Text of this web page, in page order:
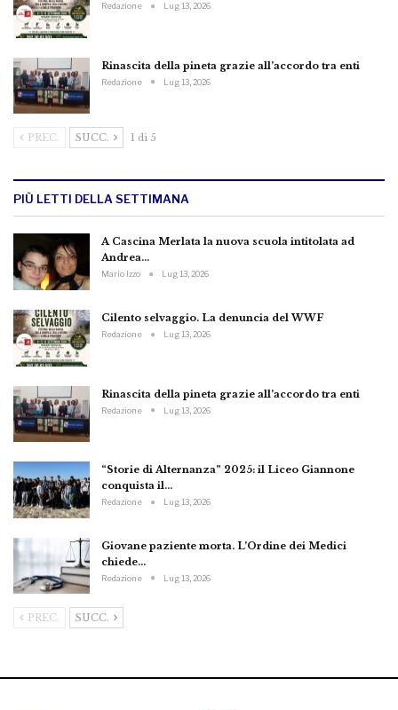
Redazione Lug 13, 2026
Rinascita della pineta grazie all’accordo tra enti
Redazione Lug 13, 2026
PREC. SUCC. 1 di 5
PIÙ LETTI DELLA SETTIMANA
A Cascina Merlata la nuova scuola intitolata ad
Andrea…
Mario Izzo Lug 13, 2026
Cilento selvaggio. La denuncia del WWF
Redazione Lug 13, 2026
Rinascita della pineta grazie all’accordo tra enti
Redazione Lug 13, 2026
“Storie di Alternanza” 2025: il Liceo Giannone
conquista il…
Redazione Lug 13, 2026
Giovane paziente morta. L’Ordine dei Medici
chiede…
Redazione Lug 13, 2026
PREC. SUCC.